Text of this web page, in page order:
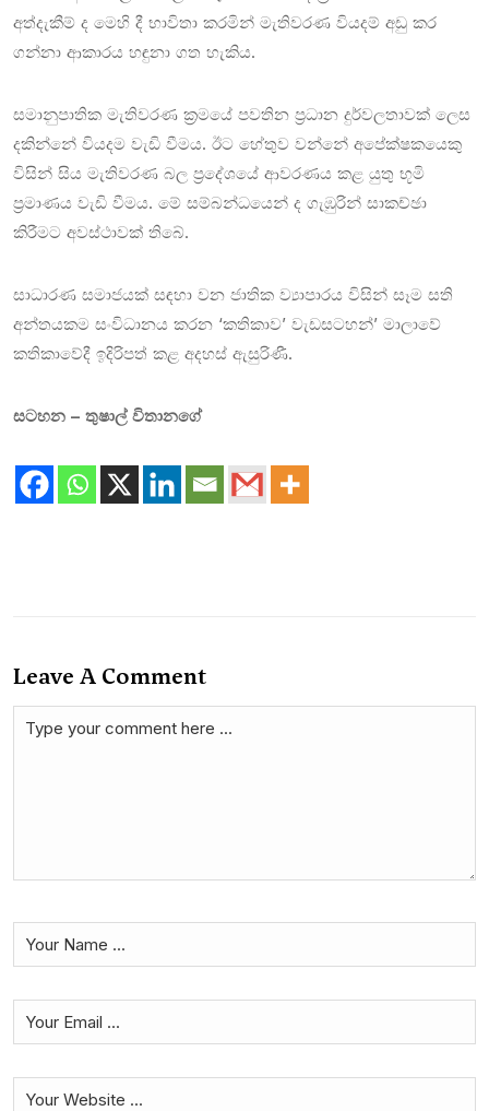
අත්දැකීම් ද මෙහි දී භාවිතා කරමින් මැතිවරණ වියදම් අඩු කර
ගන්නා ආකාරය හඳුනා ගත හැකිය.
සමානුපාතික මැතිවරණ ක්‍රමයේ පවතින ප්‍රධාන දුර්වලතාවක් ලෙස
දකින්නේ වියදම වැඩි වීමය. ඊට හේතුව වන්නේ අපේක්ෂකයෙකු
විසින් සිය මැතිවරණ බල ප්‍රදේශයේ ආවරණය කළ යුතු භූමි
ප්‍රමාණය වැඩි වීමය. මේ සම්බන්ධයෙන් ද ගැඹුරින් සාකච්ඡා
කිරීමට අවස්ථාවක් තිබේ.
සාධාරණ සමාජයක් සඳහා වන ජාතික ව්‍යාපාරය විසින් සෑම සති
අන්තයකම සංවිධානය කරන ‘කතිකාව’ වැඩසටහන්’ මාලාවේ
කතිකාවේදී ඉදිරිපත් කළ අදහස් ඇසුරිණී.
සටහන – තුෂාල් විතානගේ
Leave A Comment